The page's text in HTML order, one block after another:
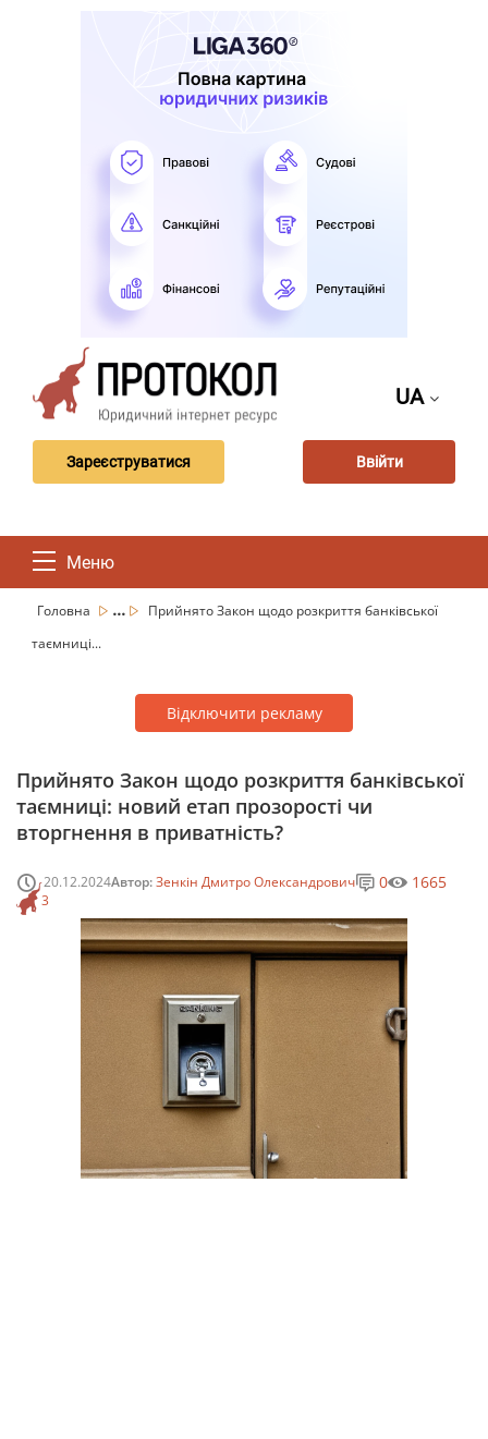
UA
Зареєструватися Ввійти
Меню
Головна ...
Прийнято Закон щодо розкриття банківської
таємниці...
Відключити рекламу
Прийнято Закон щодо розкриття банківської
таємниці: новий етап прозорості чи
вторгнення в приватність?
20.12.2024Автор:Зенкін Дмитро Олександрович
3
0 1665